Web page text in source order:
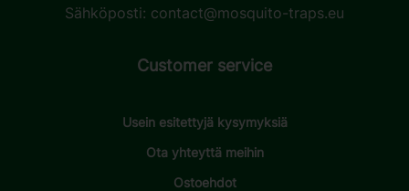
Sähköposti: contact@mosquito-traps.eu
Customer service
Usein esitettyjä kysymyksiä
Ota yhteyttä meihin
Ostoehdot